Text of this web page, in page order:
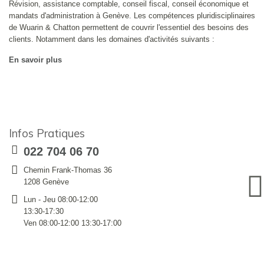
Révision, assistance comptable, conseil fiscal, conseil économique et
mandats d'administration à Genève. Les compétences pluridisciplinaires
de Wuarin & Chatton permettent de couvrir l'essentiel des besoins des
clients. Notamment dans les domaines d'activités suivants :
En savoir plus
Infos Pratiques
022 704 06 70
Chemin Frank-Thomas 36
1208 Genève
Lun - Jeu 08:00-12:00
13:30-17:30
Ven 08:00-12:00 13:30-17:00